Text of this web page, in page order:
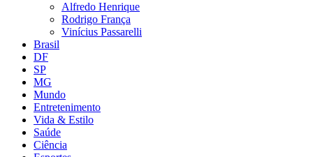
Alfredo Henrique
Rodrigo França
Vinícius Passarelli
Brasil
DF
SP
MG
Mundo
Entretenimento
Vida & Estilo
Saúde
Ciência